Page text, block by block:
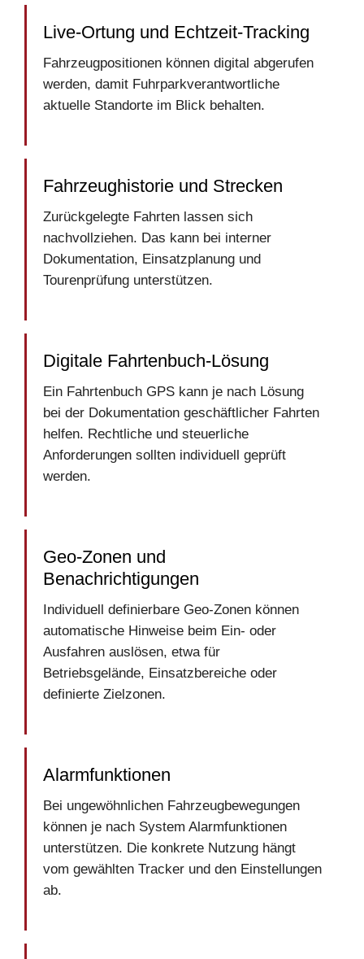
Live-Ortung und Echtzeit-Tracking
Fahrzeugpositionen können digital abgerufen
werden, damit Fuhrparkverantwortliche
aktuelle Standorte im Blick behalten.
Fahrzeughistorie und Strecken
Zurückgelegte Fahrten lassen sich
nachvollziehen. Das kann bei interner
Dokumentation, Einsatzplanung und
Tourenprüfung unterstützen.
Digitale Fahrtenbuch-Lösung
Ein Fahrtenbuch GPS kann je nach Lösung
bei der Dokumentation geschäftlicher Fahrten
helfen. Rechtliche und steuerliche
Anforderungen sollten individuell geprüft
werden.
Geo-Zonen und
Benachrichtigungen
Individuell definierbare Geo-Zonen können
automatische Hinweise beim Ein- oder
Ausfahren auslösen, etwa für
Betriebsgelände, Einsatzbereiche oder
definierte Zielzonen.
Alarmfunktionen
Bei ungewöhnlichen Fahrzeugbewegungen
können je nach System Alarmfunktionen
unterstützen. Die konkrete Nutzung hängt
vom gewählten Tracker und den Einstellungen
ab.